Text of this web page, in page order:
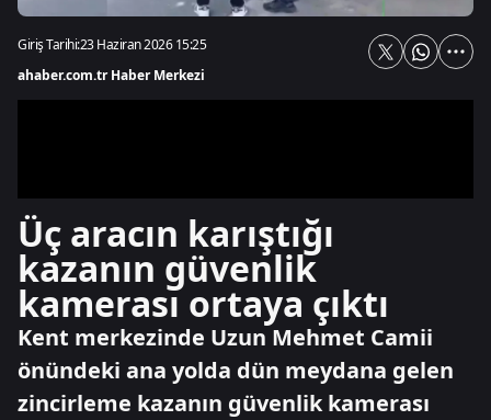
Giriş Tarihi:23 Haziran 2026 15:25
ahaber.com.tr Haber Merkezi
Üç aracın karıştığı
kazanın güvenlik
kamerası ortaya çıktı
Kent merkezinde Uzun Mehmet Camii
önündeki ana yolda dün meydana gelen
zincirleme kazanın güvenlik kamerası